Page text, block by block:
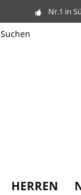
Nr.1 in
Suchen
HERREN